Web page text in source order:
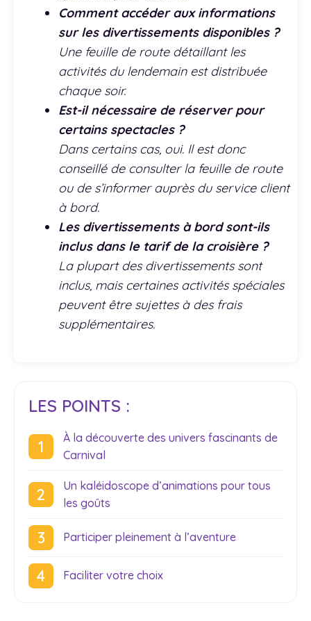
Comment accéder aux informations
sur les divertissements disponibles ?
Une feuille de route détaillant les
activités du lendemain est distribuée
chaque soir.
Est-il nécessaire de réserver pour
certains spectacles ?
Dans certains cas, oui. Il est donc
conseillé de consulter la feuille de route
ou de s’informer auprès du service client
à bord.
Les divertissements à bord sont-ils
inclus dans le tarif de la croisière ?
La plupart des divertissements sont
inclus, mais certaines activités spéciales
peuvent être sujettes à des frais
supplémentaires.
LES POINTS :
À la découverte des univers fascinants de
Carnival
Un kaléidoscope d’animations pour tous
les goûts
Participer pleinement à l’aventure
Faciliter votre choix